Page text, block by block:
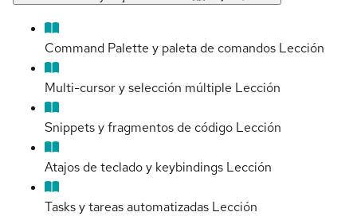
Command Palette y paleta de comandos Lección
Multi-cursor y selección múltiple Lección
Snippets y fragmentos de código Lección
Atajos de teclado y keybindings Lección
Tasks y tareas automatizadas Lección